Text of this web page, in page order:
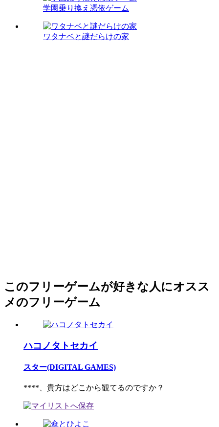
学園乗り換え憑依ゲーム
ワタナベと謎だらけの家
このフリーゲームが好きな人にオスス
メのフリーゲーム
ハコノタトセカイ
スター(DIGITAL GAMES)
****、貴方はどこから観てるのですか？